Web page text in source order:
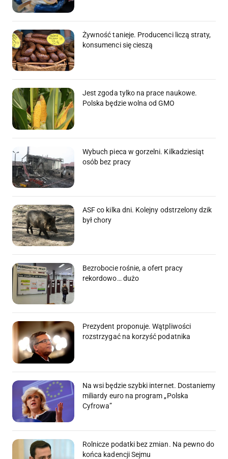
Żywność tanieje. Producenci liczą straty,
konsumenci się cieszą
Jest zgoda tylko na prace naukowe.
Polska będzie wolna od GMO
Wybuch pieca w gorzelni. Kilkadziesiąt
osób bez pracy
ASF co kilka dni. Kolejny odstrzelony dzik
był chory
Bezrobocie rośnie, a ofert pracy
rekordowo… dużo
Prezydent proponuje. Wątpliwości
rozstrzygać na korzyść podatnika
Na wsi będzie szybki internet. Dostaniemy
miliardy euro na program „Polska
Cyfrowa”
Rolnicze podatki bez zmian. Na pewno do
końca kadencji Sejmu